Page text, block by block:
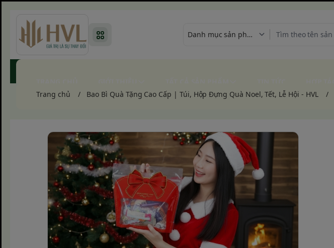
Trang chủ / Bao Bì Quà Tặng Cao Cấp | Túi, Hộp Đựng Quà Noel, Tết, Lễ Hội - HVL /